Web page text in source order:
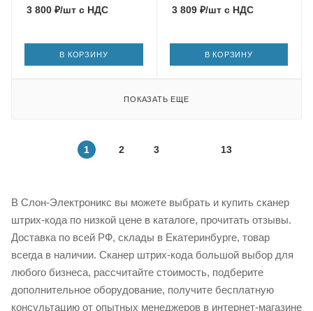
3 800 ₽/шт с НДС
В КОРЗИНУ
3 809₽/штс НДС
В КОРЗИНУ
ПОКАЗАТЬ ЕЩЕ
1 2 3 13
В Слон-Электроникс вы можете выбрать и купить сканер
штрих-кода по низкой цене в каталоге, прочитать отзывы.
Доставка по всей РФ, склады в Екатеринбурге, товар
всегда в наличии. Сканер штрих-кода большой выбор для
любого бизнеса, рассчитайте стоимость, подберите
дополнительное оборудование, получите бесплатную
консультацию от опытных менеджеров в интернет-магазине